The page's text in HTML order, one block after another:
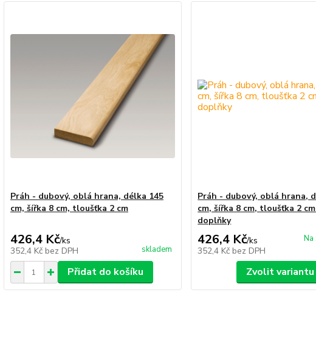
Práh - dubový, oblá hrana, délka 145
cm, šířka 8 cm, tloušťka 2 cm
426,4 Kč/ks
352,4 Kč bez DPH skladem
Přidat do košíku
Práh - dubový, oblá hrana,
cm, šířka 8 cm, tloušťka 2
doplňky
426,4 Kč/ks
352,4 Kč bez DPH
Na
Zvolit variantu